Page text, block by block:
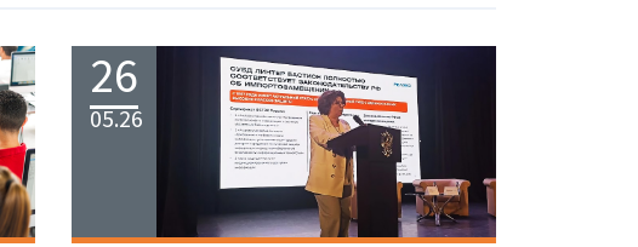
26
05.26